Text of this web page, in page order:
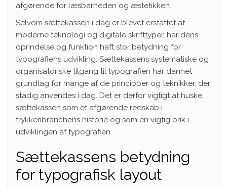
afgørende for læsbarheden og æstetikken.
Selvom sættekassen i dag er blevet erstattet af
moderne teknologi og digitale skrifttyper, har dens
oprindelse og funktion haft stor betydning for
typografiens udvikling. Sættekassens systematiske og
organisatoriske tilgang til typografien har dannet
grundlag for mange af de principper og teknikker, der
stadig anvendes i dag. Det er derfor vigtigt at huske
sættekassen som et afgørende redskab i
trykkeribranchens historie og som en vigtig brik i
udviklingen af typografien.
Sættekassens betydning
for typografisk layout